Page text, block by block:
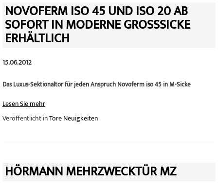
NOVOFERM ISO 45 UND ISO 20 AB
SOFORT IN MODERNE GROSSSICKE E
RHÄLTLICH
15.06.2012
Das Luxus-Sektionaltor für jeden Anspruch Novoferm iso 45 in M-Sicke
Lesen Sie mehr
Veröffentlicht inTore Neuigkeiten
HÖRMANN MEHRZWECKTÜR MZ